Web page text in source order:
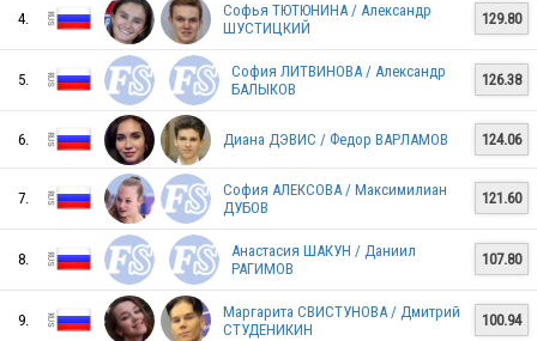
RUS
RUS
RUS
4.
Софья ТЮТЮНИНА / Александр
ШУСТИЦКИЙ
129.80
5.
София ЛИТВИНОВА / Александр
БАЛЫКОВ
126.38
6. Диана ДЭВИС / Федор ВАРЛАМОВ 124.06
7.
София АЛЕКСОВА / Максимилиан
ДУБОВ
121.60
8.
Анастасия ШАКУН / Даниил
РАГИМОВ
107.80
9.
Маргарита СВИСТУНОВА / Дмитрий
СТУДЕНИКИН
100.94